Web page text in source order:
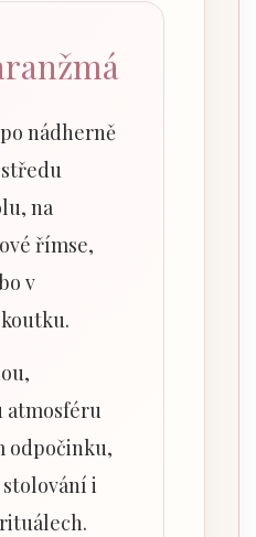
nádherně
na
římse,
v
atmosféru
odpočinku,
i